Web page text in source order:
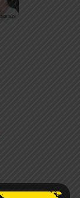
.